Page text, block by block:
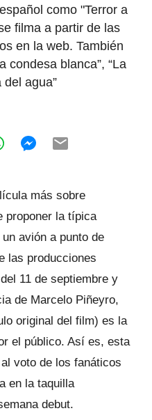
como "Terror a
filma a partir de las
en la web. También
condesa blanca”, “La
del agua”
más sobre
proponer la típica
avión a punto de
las producciones
11 de septiembre y
de Marcelo Piñeyro,
original del film) es la
el público. Así es, esta
voto de los fanáticos
en la taquilla
debut.